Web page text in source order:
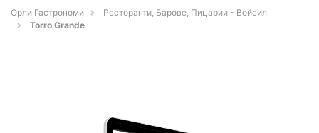
Орли Гастрономи
Ресторанти, Барове, Пицарии - Войсил
Torro Grande